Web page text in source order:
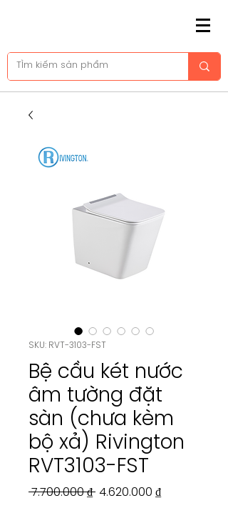
SKU: RVT-3103-FST
Bệ cầu két nước
âm tường đặt
sàn (chưa kèm
bộ xả) Rivington
RVT3103-FST
7.700.000 ₫ Giá
4.620.000 ₫Giá